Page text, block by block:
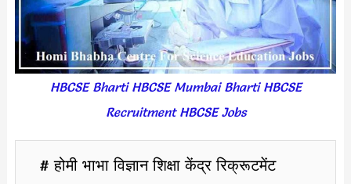
HBCSE Bharti HBCSE Mumbai Bharti HBCSE
Recruitment HBCSE Jobs
# होमी भाभा विज्ञान शिक्षा केंद्र रिक्रूटमेंट